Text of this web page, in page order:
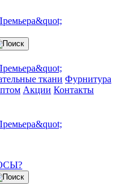
ткани Фурнитура
Акции Контакты